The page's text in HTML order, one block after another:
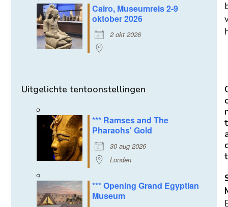
Cairo, Museumreis 2-9
oktober 2026
2 okt 2026
Uitgelichte tentoonstellingen
*** Ramses and The
Pharaohs' Gold
30 aug 2026
Londen
*** Opening Grand Egyptian
Museum
t
t